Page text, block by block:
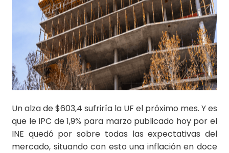
Un alza de $603,4 sufriría la UF el próximo mes. Y es
que le IPC de 1,9% para marzo publicado hoy por el
INE quedó por sobre todas las expectativas del
mercado, situando con esto una inflación en doce